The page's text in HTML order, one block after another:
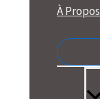
À Propos